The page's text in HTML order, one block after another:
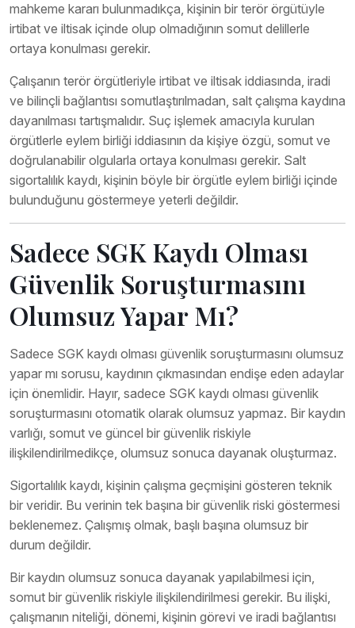
mahkeme kararı bulunmadıkça, kişinin bir terör örgütüyle
irtibat ve iltisak içinde olup olmadığının somut delillerle
ortaya konulması gerekir.
Çalışanın terör örgütleriyle irtibat ve iltisak iddiasında, iradi
ve bilinçli bağlantısı somutlaştırılmadan, salt çalışma kaydına
dayanılması tartışmalıdır. Suç işlemek amacıyla kurulan
örgütlerle eylem birliği iddiasının da kişiye özgü, somut ve
doğrulanabilir olgularla ortaya konulması gerekir. Salt
sigortalılık kaydı, kişinin böyle bir örgütle eylem birliği içinde
bulunduğunu göstermeye yeterli değildir.
Sadece SGK Kaydı Olması
Güvenlik Soruşturmasını
Olumsuz Yapar Mı?
Sadece SGK kaydı olması güvenlik soruşturmasını olumsuz
yapar mı sorusu, kaydının çıkmasından endişe eden adaylar
için önemlidir. Hayır, sadece SGK kaydı olması güvenlik
soruşturmasını otomatik olarak olumsuz yapmaz. Bir kaydın
varlığı, somut ve güncel bir güvenlik riskiyle
ilişkilendirilmedikçe, olumsuz sonuca dayanak oluşturmaz.
Sigortalılık kaydı, kişinin çalışma geçmişini gösteren teknik
bir veridir. Bu verinin tek başına bir güvenlik riski göstermesi
beklenemez. Çalışmış olmak, başlı başına olumsuz bir
durum değildir.
Bir kaydın olumsuz sonuca dayanak yapılabilmesi için,
somut bir güvenlik riskiyle ilişkilendirilmesi gerekir. Bu ilişki,
çalışmanın niteliği, dönemi, kişinin görevi ve iradi bağlantısı